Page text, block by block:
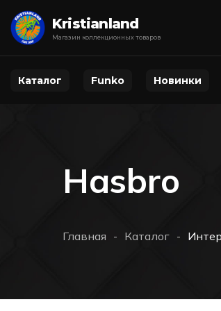
Kristianland
Магазин коллекционных товаров
Каталог Funko Новинки
Hasbro
Главная - Каталог -